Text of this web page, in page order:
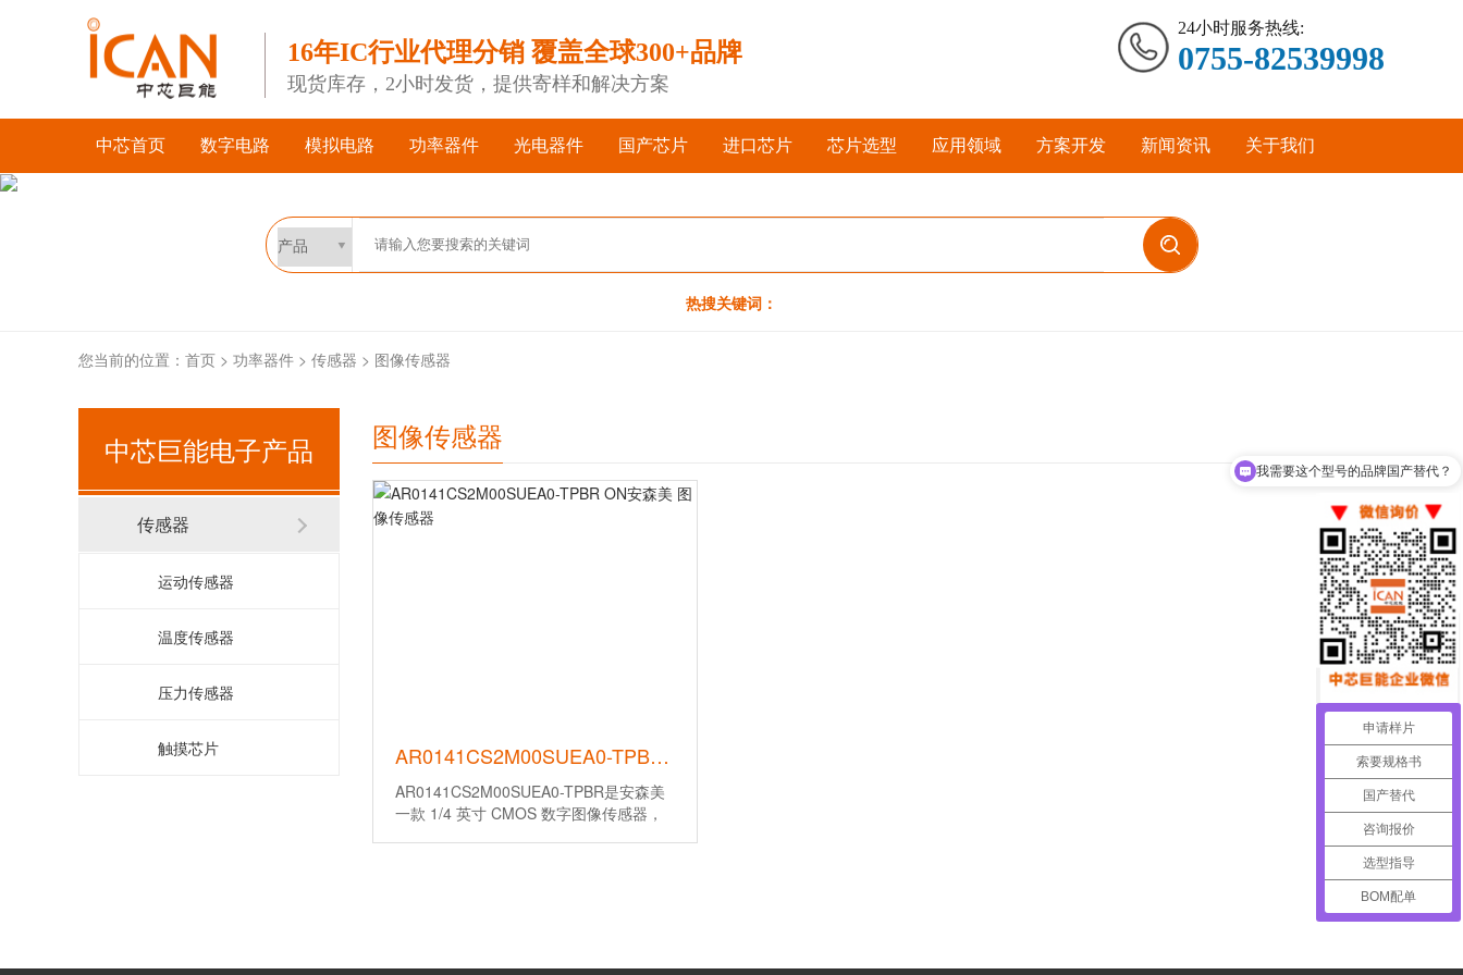
16年IC行业代理分销 覆盖全球300+品牌
现货库存，2小时发货，提供寄样和解决方案
24小时服务热线:
0755-82539998
中芯首页 数字电路 模拟电路 功率器件 光电器件 国产芯片 进口芯片 芯片选型 应用领域 方案开发 新闻资讯 关于我们
热搜关键词：
您当前的位置： 首页 > 功率器件 > 传感器 > 图像传感器
中芯巨能电子产品
传感器
运动传感器
温度传感器
压力传感器
触摸芯片
图像传感器
AR0141CS2M00SUEA0-TPBR ON安森美 图像传感器
AR0141CS2M00SUEA0-TPBR是安森美
一款 1/4 英寸 CMOS 数字图像传感器，
申请样片
索要规格书
国产替代
咨询报价
选型指导
BOM配单
我需要这个型号的品牌国产替代？